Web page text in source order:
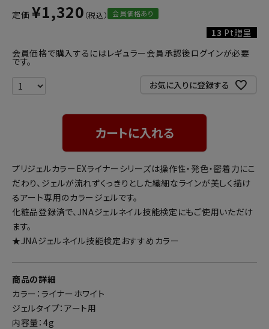
定価 ¥1,320 会員価格あり
13 Pt贈呈
会員価格で購入するにはレギュラー会員承認後ログインが必要
です。
お気に入りに登録する
カートに入れる
プリジェルカラーEXライナーシリーズは操作性・発色・密着力にこ
だわり、ジェルが流れずくっきりとした繊細なラインが美しく描け
るアート専用のカラージェルです。
化粧品登録済で、JNAジェルネイル技能検定にもご使用いただけ
ます。
★JNAジェルネイル技能検定おすすめカラー
商品の詳細
カラー：ライナーホワイト
ジェルタイプ：アート用
内容量：4g